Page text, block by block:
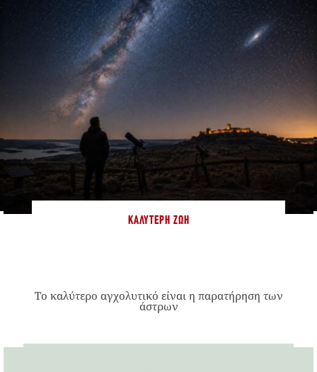
ΚΑΛΎΤΕΡΗ ΖΩΉ
Το καλύτερο αγχολυτικό είναι η παρατήρηση των
άστρων